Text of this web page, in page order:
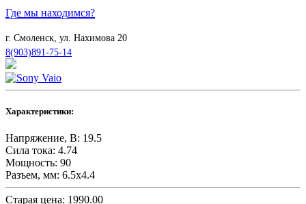
Где мы находимся?
г. Смоленск, ул. Нахимова 20
8(903)891-75-14
Характеристики:
Напряжение, В: 19.5
Сила тока: 4.74
Мощность: 90
Разъем, мм: 6.5х4.4
Старая цена: 1990.00